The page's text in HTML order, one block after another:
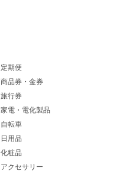
定期便
商品券・金券
旅行券
家電・電化製品
自転車
日用品
化粧品
アクセサリー